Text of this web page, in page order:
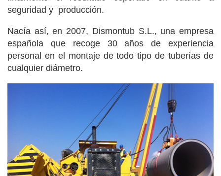
seguridad y producción.
Nacía así, en 2007, Dismontub S.L., una empresa
española que recoge 30 años de experiencia
personal en el montaje de todo tipo de tuberías de
cualquier diámetro.